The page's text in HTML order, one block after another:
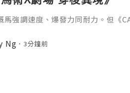
馬強調速度、爆發力同耐力。但《
黑馬、安達盧西亞馬、盧西塔諾馬、
血馬、威爾斯小馬同迷你雪特蘭小
Ng 3分鐘前